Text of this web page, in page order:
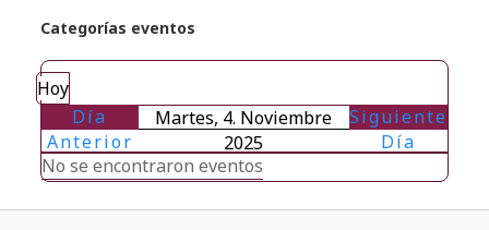
Categorías eventos
Hoy
Día
Anterior
Martes, 4. Noviembre
2025
Siguiente
Día
No se encontraron eventos